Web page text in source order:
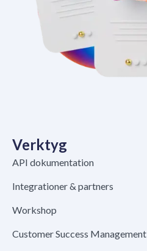
Verktyg
API dokumentation
Integrationer & partners
Workshop
Customer Success Management